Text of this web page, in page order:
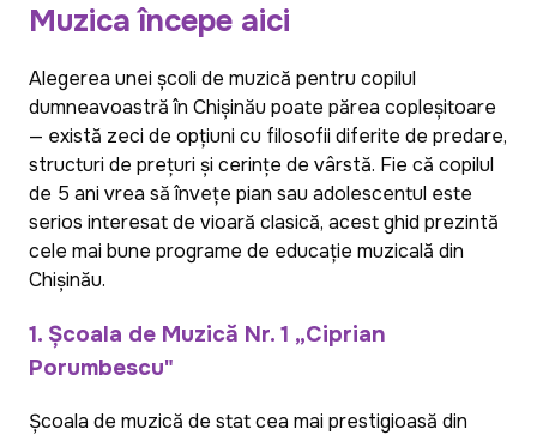
Muzica începe aici
Alegerea unei școli de muzică pentru copilul
dumneavoastră în Chișinău poate părea copleșitoare
— există zeci de opțiuni cu filosofii diferite de predare,
structuri de prețuri și cerințe de vârstă. Fie că copilul
de 5 ani vrea să învețe pian sau adolescentul este
serios interesat de vioară clasică, acest ghid prezintă
cele mai bune programe de educație muzicală din
Chișinău.
1. Școala de Muzică Nr. 1 „Ciprian
Porumbescu"
Școala de muzică de stat cea mai prestigioasă din